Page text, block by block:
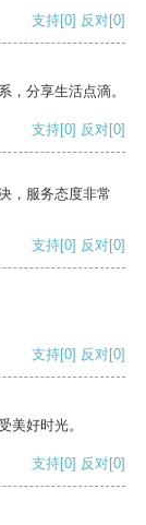
支持[0] 反对[0]
，分享生活点滴。
支持[0] 反对[0]
，服务态度非常
支持[0] 反对[0]
支持[0] 反对[0]
美好时光。
支持[0] 反对[0]